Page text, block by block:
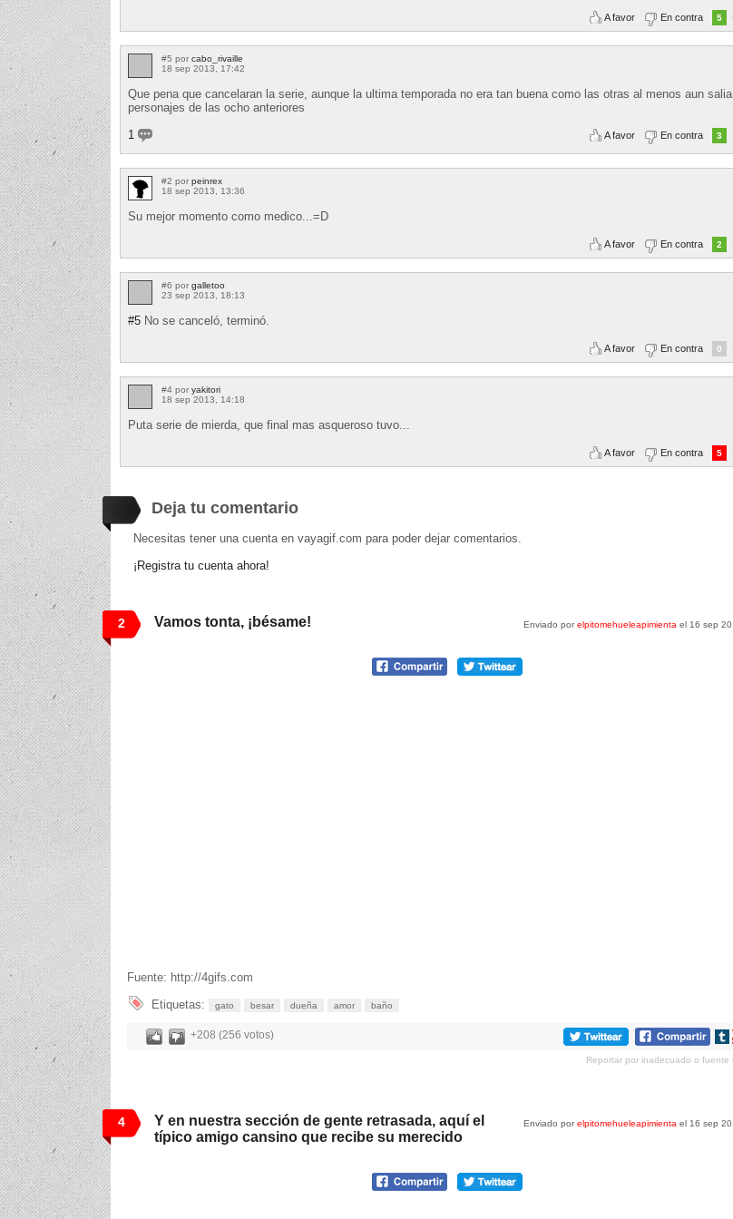
A favor En contra 5
#5 por cabo_rivaille
18 sep 2013, 17:42
Que pena que cancelaran la serie, aunque la ultima temporada no era tan buena como las otras al menos aun
personajes de las ocho anteriores
1
A favor En contra 3
#2 por peinrex
18 sep 2013, 13:36
Su mejor momento como medico...=D
A favor En contra 2
#6 por galletoo
23 sep 2013, 18:13
#5 No se canceló, terminó.
A favor En contra 0
#4 por yakitori
18 sep 2013, 14:18
Puta serie de mierda, que final mas asqueroso tuvo...
A favor En contra 5
Deja tu comentario
Necesitas tener una cuenta en vayagif.com para poder dejar comentarios.
¡Registra tu cuenta ahora!
2 Enviado porelpitomehueleapimienta el 16 sep
Vamos tonta, ¡bésame!
Fuente: http://4gifs.com
Etiquetas:
gato besar dueña amor baño
+208 (256 votos)
Reportar por inadecuado o fuente
4 Enviado porelpitomehueleapimienta el 16 sep
Y en nuestra sección de gente retrasada, aquí el
típico amigo cansino que recibe su merecido